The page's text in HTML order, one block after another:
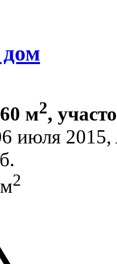
м2,
июля 2015,
2